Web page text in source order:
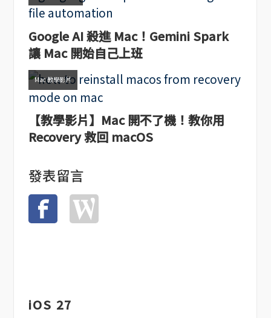
Google AI 殺進 Mac！Gemini Spark
讓 Mac 開始自己上班
Mac 教學影片
【教學影片】Mac 開不了機！教你用
Recovery 救回 macOS
發表留言
iOS 27